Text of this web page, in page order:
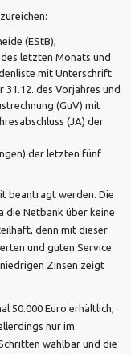
(EStB),
letzten Monats und
mit Unterschrift
31.12. des Vorjahres und
(GuV) mit
(JA) der
der letzten fünf
beantragt werden. Die
die Netbank über keine
denn mit dieser
und guten Service
Zinsen zeigt
50.000 Euro erhältlich,
nur im
wählbar und die